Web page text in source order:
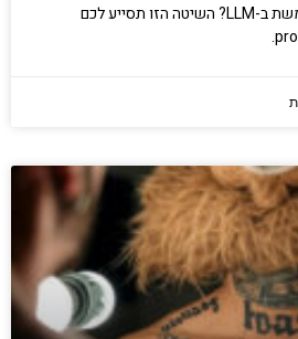
מפתחים מערכת שמשתמשת ב-LLM? השיטה הזו תסייע לכם